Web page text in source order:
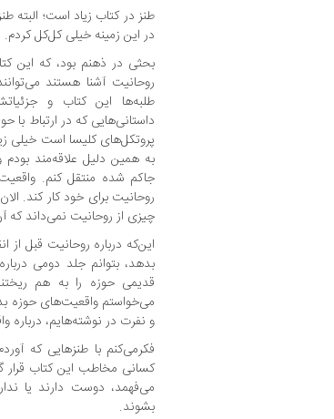
طنز در کتاب زیاد است؛ البته
در این زمینه خیلی کل‌کل ‌کردم.
بحثی در ذهنم بود، که این
روحانیت آشنا هستند
طلبه‌ها این کتاب و
داستانی‌هایی که در ارتباط با
پروتکل‌های کلیسا است خیلی
به همین دلیل علاقه‌مند
جاکم شده منتقل کنم.
روحانیت برای خود کار کند.
چیزی از روحانیت نمی‌داند
این‌که درباره روحانیت قبل از
بدهد، بتوانم جلد دومی
قدیمی حوزه را به هم
می‌خواستم واقعیت‌های حوزه
و نفرت در نوشته‌هایم، درباره
فکرمی‌کنم با طنزهایی که
کسانی مخاطب این کتاب قرار
می‌فهمد، دوست دارند یا
بشوند.